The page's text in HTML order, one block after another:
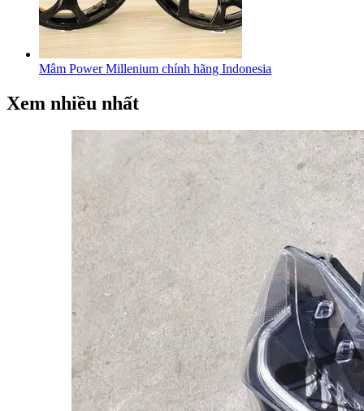
Mâm Power Millenium chính hãng Indonesia
Xem nhiều nhất